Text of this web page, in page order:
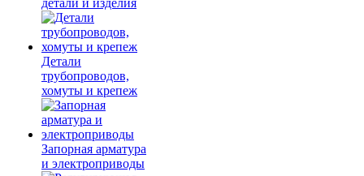
детали и изделия
Детали
трубопроводов,
хомуты и крепеж
Запорная арматура
и электроприводы